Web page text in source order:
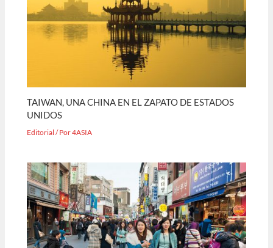
TAIWAN, UNA CHINA EN EL ZAPATO DE ESTADOS
UNIDOS
Editorial / Por4ASIA